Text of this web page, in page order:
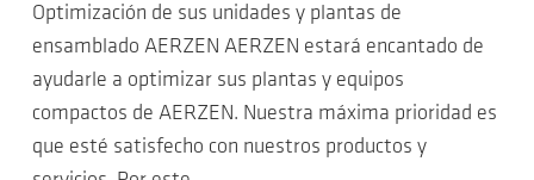
Optimización de sus unidades y plantas de
ensamblado AERZEN AERZEN estará encantado de
ayudarle a optimizar sus plantas y equipos
compactos de AERZEN. Nuestra máxima prioridad es
que esté satisfecho con nuestros productos y